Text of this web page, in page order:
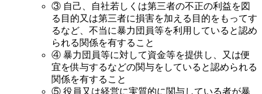
③ 自己、自社若しくは第三者の不正の利益を図
る目的又は第三者に損害を加える目的をもってす
るなど、不当に暴力団員等を利用していると認め
られる関係を有すること
④ 暴力団員等に対して資金等を提供し、又は便
宜を供与するなどの関与をしていると認められる
関係を有すること
⑤ 役員又は経営に実質的に関与している者が暴